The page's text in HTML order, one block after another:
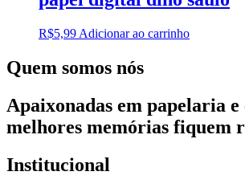
R$5,99 Adicionar ao carrinho
Quem somos nós
Apaixonadas em papelaria
melhores memórias fiquem
Institucional